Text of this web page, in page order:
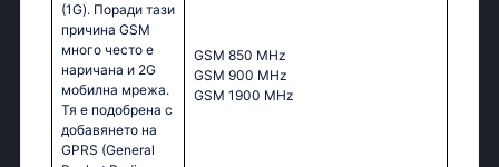
(1G). Поради тази
причина GSM
много често е
наричана и 2G
мобилна мрежа.
Тя е подобрена с
добавянето на
GPRS (General
GSМ 850 МНz
GSМ 900 МНz
GSМ 1900 МНz